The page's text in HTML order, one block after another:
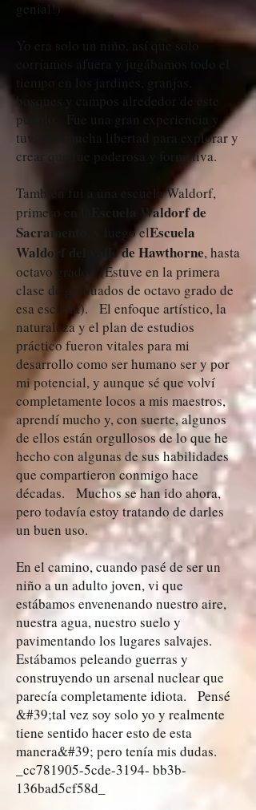
genial!)
Yo era solo un niño, así que solo
bosques y campos alrededor de este
pueblo. Fue una gran experiencia y
tuvimos mucha libertad para explorar y
crear que fue poderosa y formativa.
También fui a una escuela Waldorf,
primero en la
Escuela Waldorf de
Sacramento
, y luego elEscuela
Waldorf del valle de Hawthorne, hasta
octavo grado. (Estuve en la primera
clase de graduados de octavo grado de
esa escuela). El enfoque artístico, la
naturaleza y el plan de estudios
práctico fueron vitales para mi
desarrollo como ser humano ser y por
mi potencial, y aunque sé que volví
completamente locos a mis maestros,
aprendí mucho y, con suerte, algunos
de ellos están orgullosos de lo que he
hecho con algunas de sus habilidades
que compartieron conmigo hace
décadas. Muchos se han ido ahora,
pero todavía estoy tratando de darles
un buen uso.
En el camino, cuando pasé de ser un
niño a un adulto joven, vi que
estábamos envenenando nuestro aire,
nuestra agua, nuestro suelo y
pavimentando los lugares salvajes.
Estábamos peleando guerras y
construyendo un arsenal nuclear que
parecía completamente idiota. Pensé
&#39;tal vez soy solo yo y realmente
tiene sentido hacer esto de esta
manera&#39; pero tenía mis dudas.
_cc781905-5cde-3194- bb3b-
136bad5cf58d_